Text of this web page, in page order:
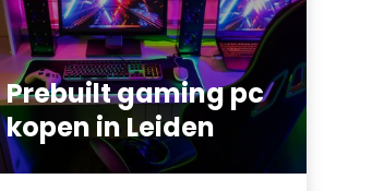
Prebuilt gaming pc
kopen in Leiden